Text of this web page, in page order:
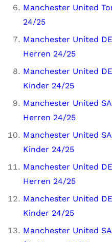
Manchester United
24/25
Manchester United
Herren 24/25
Manchester United
Kinder 24/25
Manchester United
Herren 24/25
Manchester United
Kinder 24/25
Manchester United
Herren 24/25
Manchester United
Kinder 24/25
Manchester United